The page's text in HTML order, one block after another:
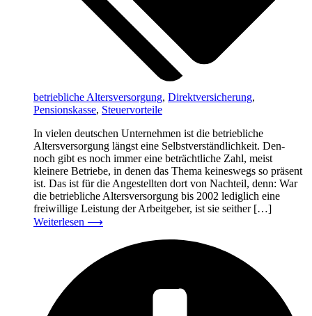
betriebliche Altersversorgung, Direktversicherung,
Pensionskasse, Steuervorteile
In vielen deutschen Unternehmen ist die betriebliche
Altersversorgung längst eine Selbstverständlichkeit. Den-
noch gibt es noch immer eine beträchtliche Zahl, meist
kleinere Betriebe, in denen das Thema keineswegs so präsent
ist. Das ist für die Angestellten dort von Nachteil, denn: War
die betriebliche Altersversorgung bis 2002 lediglich eine
freiwillige Leistung der Arbeitgeber, ist sie seither […]
Weiterlesen ⟶